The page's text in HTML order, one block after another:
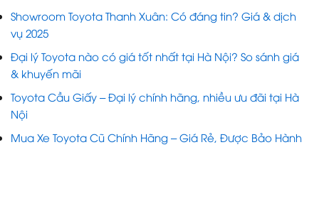
Showroom Toyota Thanh Xuân: Có đáng tin? Giá & dịch
vụ 2025
Đại lý Toyota nào có giá tốt nhất tại Hà Nội? So sánh giá
& khuyến mãi
Toyota Cầu Giấy – Đại lý chính hãng, nhiều ưu đãi tại Hà
Nội
Mua Xe Toyota Cũ Chính Hãng – Giá Rẻ, Được Bảo Hành